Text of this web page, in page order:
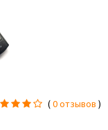
(0 отзывов )